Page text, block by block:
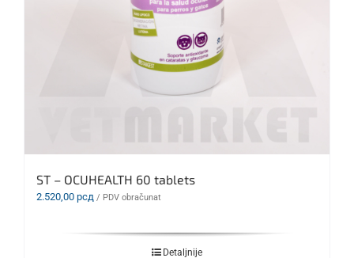
ST – OCUHEALTH 60 tablets
2.520,00 рсд / PDV obračunat
Detaljnije